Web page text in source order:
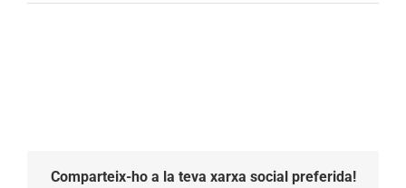
Comparteix-ho a la teva xarxa social preferida!